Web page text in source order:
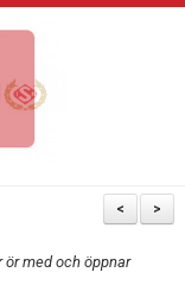
>
<
ör med och öppnar